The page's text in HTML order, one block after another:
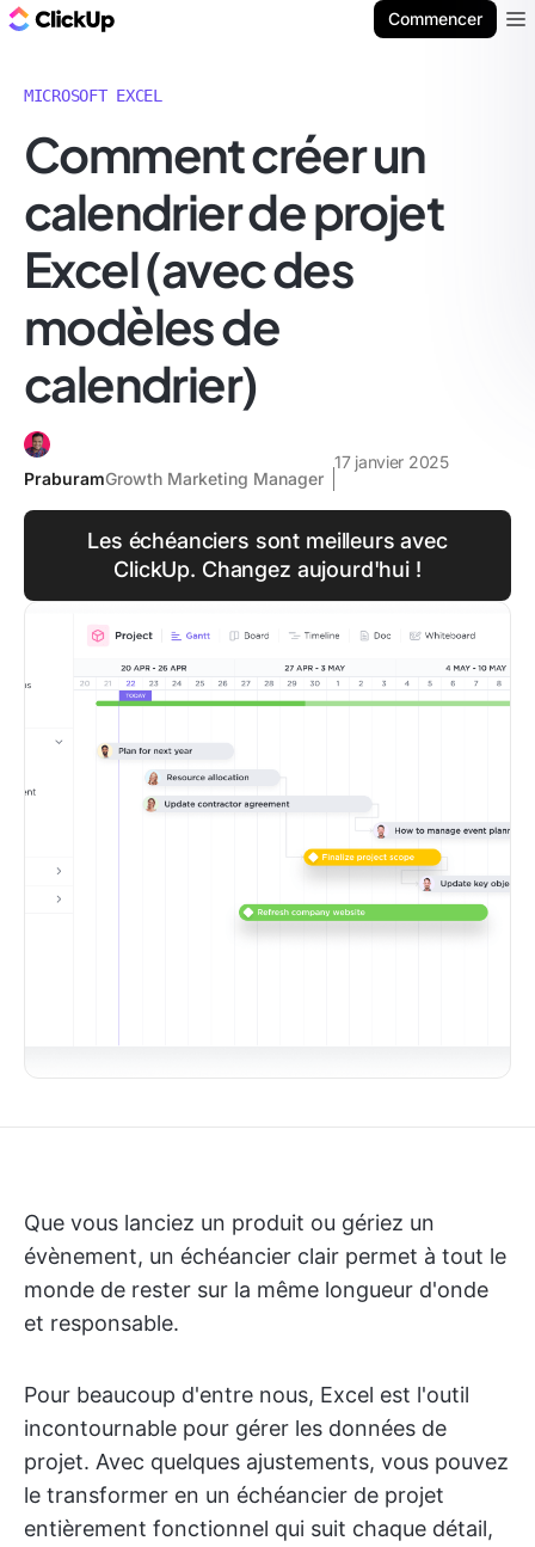
Commencer
MICROSOFT EXCEL
Comment créer un
calendrier de projet
Excel (avec des
modèles de
calendrier)
PraburamGrowth Marketing Manager
17 janvier 2025
Les échéanciers sont meilleurs avec
ClickUp. Changez aujourd'hui !
Que vous lanciez un produit ou gériez un
évènement, un échéancier clair permet à tout le
monde de rester sur la même longueur d'onde
et responsable.
Pour beaucoup d'entre nous, Excel est l'outil
incontournable pour gérer les données de
projet. Avec quelques ajustements, vous pouvez
le transformer en un échéancier de projet
entièrement fonctionnel qui suit chaque détail,